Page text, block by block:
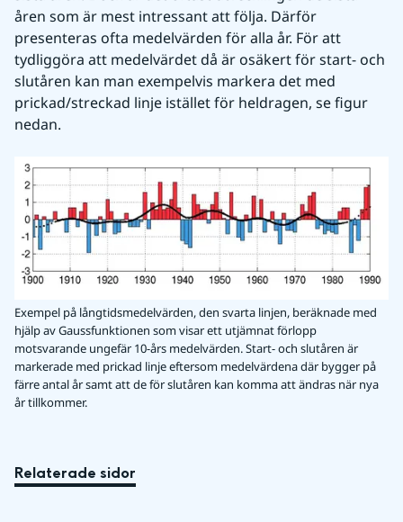
åren som är mest intressant att följa. Därför
presenteras ofta medelvärden för alla år. För att
tydliggöra att medelvärdet då är osäkert för start- och
slutåren kan man exempelvis markera det med
prickad/streckad linje istället för heldragen, se figur
nedan.
Exempel på långtidsmedelvärden, den svarta linjen, beräknade med
hjälp av Gaussfunktionen som visar ett utjämnat förlopp
motsvarande ungefär 10-års medelvärden. Start- och slutåren är
markerade med prickad linje eftersom medelvärdena där bygger på
färre antal år samt att de för slutåren kan komma att ändras när nya
år tillkommer.
Relaterade sidor